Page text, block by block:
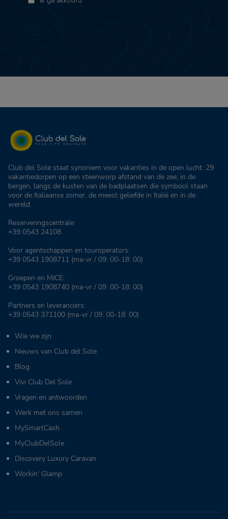
Club del Sole staat synoniem voor vakanties in de open lucht: 29
vakantiedorpen op een steenworp afstand van de zee, in de
bergen, langs de kusten van de badplaatsen die symbool staan
voor de Italiaanse zomer, de meest geliefde in Italië en in de
wereld.
Reserveringscentrale:
+39 0543 24108
Voor agentschappen en touroperators:
+39 0543 1908711 (ma-vr / 09: 00-18: 00)
Groepen en MICE:
+39 0543 1908740 (ma-vr / 09: 00-18: 00)
Partners en leveranciers:
+39 0543 371100 (ma-vr / 09: 00-18: 00)
Wie we zijn
Nieuws van Club del Sole
Blog
Vivi Club Del Sole
Vragen en antwoorden
Werk met ons samen
MySmartCash
MyClubDelSole
Discovery Luxury Caravan
Workin' Glamp